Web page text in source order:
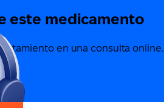
este medicamento
en una consulta online.